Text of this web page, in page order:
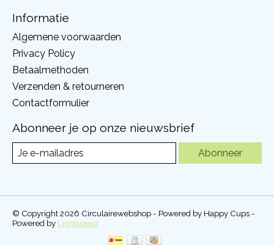
Informatie
Algemene voorwaarden
Privacy Policy
Betaalmethoden
Verzenden & retourneren
Contactformulier
Abonneer je op onze nieuwsbrief
Abonneer
© Copyright 2026 Circulairewebshop - Powered by Happy Cups -
Powered by Lightspeed